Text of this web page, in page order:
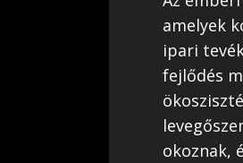
amelyek
ipari
fejlődés
okoznak,